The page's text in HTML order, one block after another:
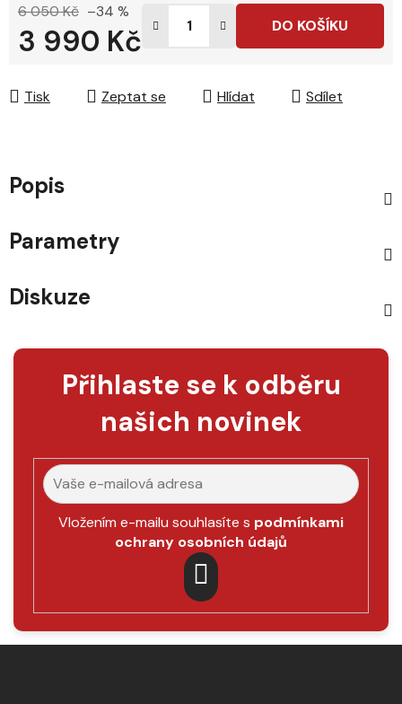
6 050 Kč –34 %
3 990 Kč DO KOŠÍKU
Tisk Zeptat se Hlídat Sdílet
Popis
Parametry
Diskuze
Přihlaste se k odběru
našich novinek
Vložením e-mailu souhlasíte s podmínkami
ochrany osobních údajů
PŘIHLÁSIT
SE